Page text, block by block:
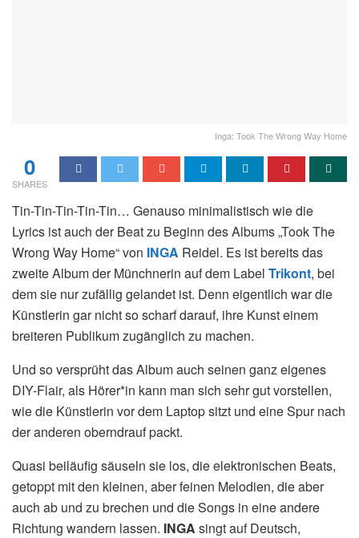
Inga: Took The Wrong Way Home
0
SHARES
Tin-Tin-Tin-Tin-Tin… Genauso minimalistisch wie die
Lyrics ist auch der Beat zu Beginn des Albums „Took The
Wrong Way Home“ von INGA Reidel. Es ist bereits das
zweite Album der Münchnerin auf dem Label Trikont, bei
dem sie nur zufällig gelandet ist. Denn eigentlich war die
Künstlerin gar nicht so scharf darauf, ihre Kunst einem
breiteren Publikum zugänglich zu machen.
Und so versprüht das Album auch seinen ganz eigenes
DIY-Flair, als Hörer*in kann man sich sehr gut vorstellen,
wie die Künstlerin vor dem Laptop sitzt und eine Spur nach
der anderen oberndrauf packt.
Quasi beiläufig säuseln sie los, die elektronischen Beats,
getoppt mit den kleinen, aber feinen Melodien, die aber
auch ab und zu brechen und die Songs in eine andere
Richtung wandern lassen. INGA singt auf Deutsch,